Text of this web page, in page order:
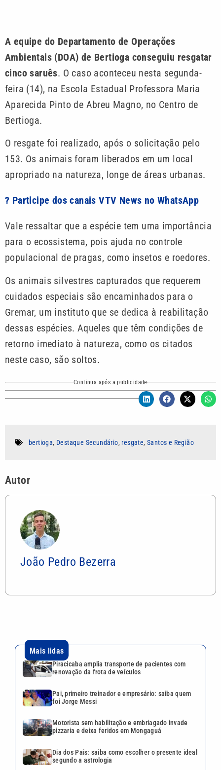
A equipe do Departamento de Operações
Ambientais (DOA) de Bertioga conseguiu resgatar
cinco saruês. O caso aconteceu nesta segunda-
feira (14), na Escola Estadual Professora Maria
Aparecida Pinto de Abreu Magno, no Centro de
Bertioga.
O resgate foi realizado, após o solicitação pelo
153. Os animais foram liberados em um local
apropriado na natureza, longe de áreas urbanas.
? Participe dos canais VTV News no WhatsApp
Vale ressaltar que a espécie tem uma importância
para o ecossistema, pois ajuda no controle
populacional de pragas, como insetos e roedores.
Os animais silvestres capturados que requerem
cuidados especiais são encaminhados para o
Gremar, um instituto que se dedica à reabilitação
dessas espécies. Aqueles que têm condições de
retorno imediato à natureza, como os citados
neste caso, são soltos.
Continua após a publicidade
bertioga, Destaque Secundário, resgate,Santos e Região
Autor
João Pedro Bezerra
Mais lidas
Piracicaba amplia transporte de pacientes com
renovação da frota de veículos
Pai, primeiro treinador e empresário: saiba quem
foi Jorge Messi
Motorista sem habilitação e embriagado invade
pizzaria e deixa feridos em Mongaguá
Dia dos Pais: saiba como escolher o presente ideal
segundo a astrologia